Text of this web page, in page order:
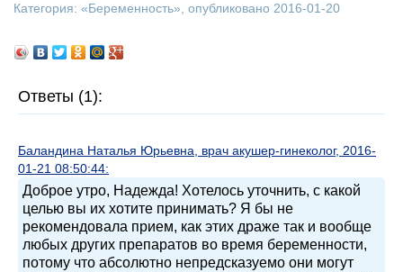
Категория: «Беременность», опубликовано 2016-01-20
Ответы (1):
Баландина Наталья Юрьевна, врач акушер-гинеколог, 2016-
01-21 08:50:44:
Доброе утро, Надежда! Хотелось уточнить, с какой
целью вы их хотите принимать? Я бы не
рекомендовала прием, как этих драже так и вообще
любых других препаратов во время беременности,
потому что абсолютно непредсказуемо они могут